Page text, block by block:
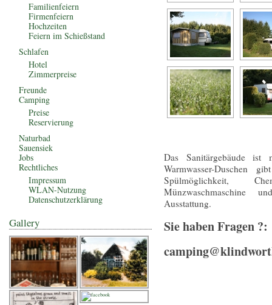
Das Sanitärgebäude ist
Warmwasser-Duschen
Spülmöglichkeit,
Münzwaschmaschine
Ausstattung.
Sie haben Fragen ?:
Familienfeiern
Firmenfeiern
Hochzeiten
Feiern im Schießstand
Schlafen
Hotel
Zimmerpreise
Freunde
Camping
Preise
Reservierung
Naturbad
Sauensiek
Jobs
Rechtliches
Impressum
WLAN-Nutzung
Datenschutzerklärung
Gallery